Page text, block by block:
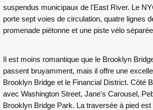
suspendus municipaux de l'East River. Le
porte sept voies de circulation, quatre lignes
promenade piétonne et une piste vélo
Il est moins romantique que le Brooklyn
passent bruyamment, mais il offre une
Brooklyn Bridge et le Financial District. Côté
avec Washington Street, Jane's Carousel,
Brooklyn Bridge Park. La traversée à pied